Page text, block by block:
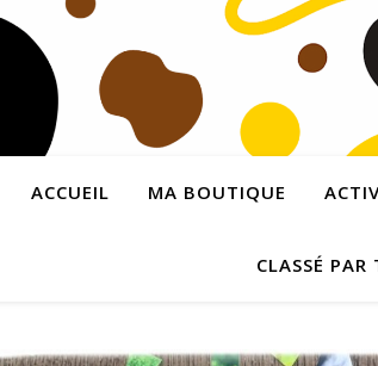
ACCUEIL MA BOUTIQUE
CLASSÉ PAR